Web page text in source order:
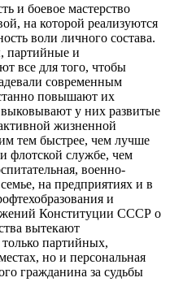
и боевое мастерство
на которой реализуются
воли личного состава.
партийные и
все для того, чтобы
современным
повышают их
у них развитые
жизненной
тем быстрее, чем лучше
флотской службе, чем
военно-
на предприятиях и в
и
Конституции СССР о
вытекают
партийных,
но и персональная
гражданина за судьбы